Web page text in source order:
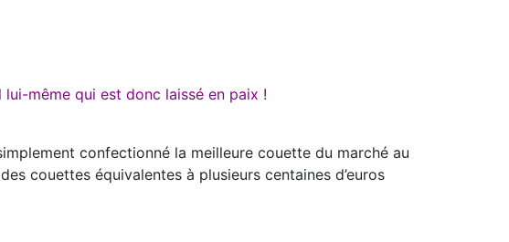
même qui est donc laissé en paix !
confectionné la meilleure couette du marché au
couettes équivalentes à plusieurs centaines d’euros